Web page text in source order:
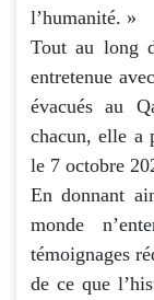
l’humanité. »
Tout au long
entretenue
évacués au
chacun, elle a
le 7 octobre
En donnant
monde
témoignages
de ce que